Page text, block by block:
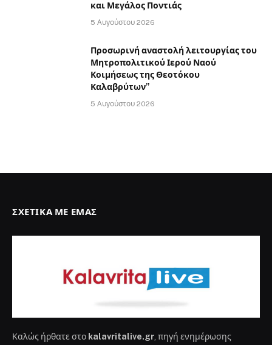
και Μεγάλος Ποντιάς
5 Αυγούστου 2026
Προσωρινή αναστολή λειτουργίας του
Μητροπολιτικού Ιερού Ναού
Κοιμήσεως της Θεοτόκου
Καλαβρύτων”
5 Αυγούστου 2026
ΣΧΕΤΙΚΆ ΜΕ ΕΜΆΣ
Καλώς ήρθατε στο kalavritalive.gr, πηγή ενημέρωσης